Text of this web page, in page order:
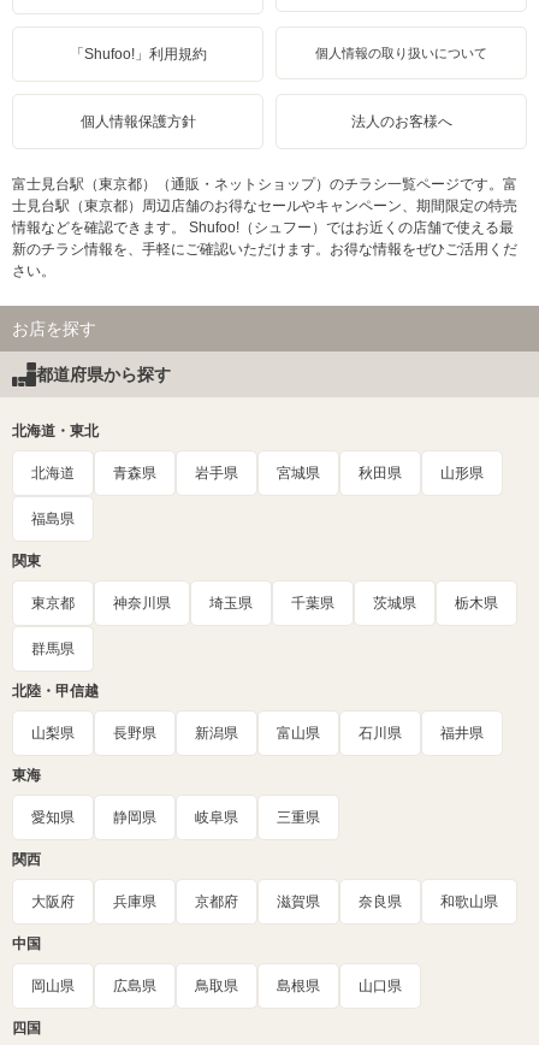
「Shufoo!」利用規約 個人情報の取り扱いについて
個人情報保護方針 法人のお客様へ
富士見台駅（東京都）（通販・ネットショップ）のチラシ一覧ページです。富
士見台駅（東京都）周辺店舗のお得なセールやキャンペーン、期間限定の特売
情報などを確認できます。 Shufoo!（シュフー）ではお近くの店舗で使える最
新のチラシ情報を、手軽にご確認いただけます。お得な情報をぜひご活用くだ
さい。
お店を探す
都道府県から探す
北海道・東北
北海道 青森県 岩手県 宮城県 秋田県 山形県
福島県
関東
東京都 神奈川県 埼玉県 千葉県 茨城県 栃木県
群馬県
北陸・甲信越
山梨県 長野県 新潟県 富山県 石川県 福井県
東海
愛知県 静岡県 岐阜県 三重県
関西
大阪府 兵庫県 京都府 滋賀県 奈良県 和歌山県
中国
岡山県 広島県 鳥取県 島根県 山口県
四国